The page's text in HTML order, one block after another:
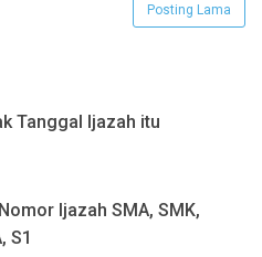
Posting Lama
Tanggal Ijazah itu
Ijazah SMA, SMK,
S1